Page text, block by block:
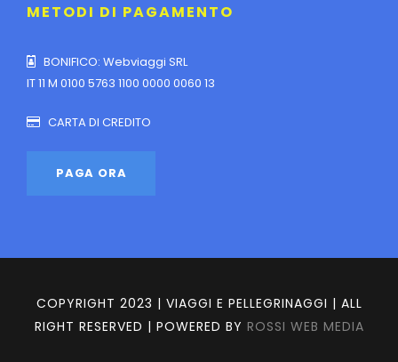
METODI DI PAGAMENTO
BONIFICO: Webviaggi SRL
IT 11 M 0100 5763 1100 0000 0060 13
CARTA DI CREDITO
COPYRIGHT 2023 | VIAGGI E PELLEGRINAGGI | ALL
RIGHT RESERVED | POWERED BY ROSSI WEB MEDIA